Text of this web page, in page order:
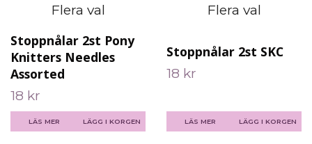
Flera val
Stoppnålar 2st Pony
Knitters Needles
Assorted
18 kr
LÄS MER LÄGG I KORGEN
Flera val
Stoppnålar 2st SKC
18 kr
LÄS MER LÄGG I KORGEN